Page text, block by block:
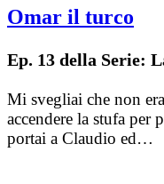
Omar il turco
Ep. 13 della Serie:
Mi svegliai che non
accendere la stufa per
portai a Claudio ed…